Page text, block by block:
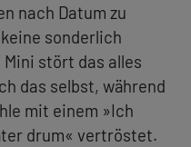
nach Datum zu
sonderlich
stört das alles
das selbst, während
mit einem »Ich
drum« vertröstet.